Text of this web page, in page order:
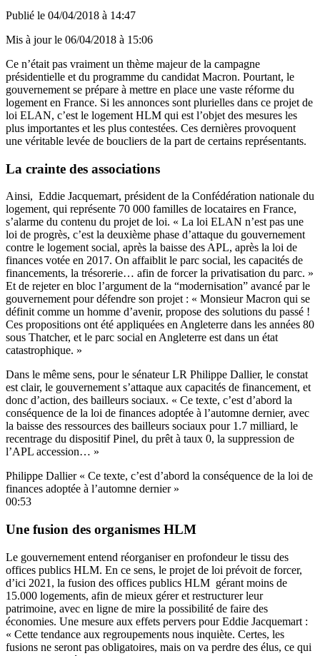
Publié le 04/04/2018 à 14:47
Mis à jour le 06/04/2018 à 15:06
Ce n’était pas vraiment un thème majeur de la campagne
présidentielle et du programme du candidat Macron. Pourtant, le
gouvernement se prépare à mettre en place une vaste réforme du
logement en France. Si les annonces sont plurielles dans ce projet de
loi ELAN, c’est le logement HLM qui est l’objet des mesures les
plus importantes et les plus contestées. Ces dernières provoquent
une véritable levée de boucliers de la part de certains représentants.
La crainte des associations
Ainsi, Eddie Jacquemart, président de la Confédération nationale du
logement, qui représente 70 000 familles de locataires en France,
s’alarme du contenu du projet de loi. « La loi ELAN n’est pas une
loi de progrès, c’est la deuxième phase d’attaque du gouvernement
contre le logement social, après la baisse des APL, après la loi de
finances votée en 2017. On affaiblit le parc social, les capacités de
financements, la trésorerie… afin de forcer la privatisation du parc. »
Et de rejeter en bloc l’argument de la “modernisation” avancé par le
gouvernement pour défendre son projet : « Monsieur Macron qui se
définit comme un homme d’avenir, propose des solutions du passé !
Ces propositions ont été appliquées en Angleterre dans les années 80
sous Thatcher, et le parc social en Angleterre est dans un état
catastrophique. »
Dans le même sens, pour le sénateur LR Philippe Dallier, le constat
est clair, le gouvernement s’attaque aux capacités de financement, et
donc d’action, des bailleurs sociaux. « Ce texte, c’est d’abord la
conséquence de la loi de finances adoptée à l’automne dernier, avec
la baisse des ressources des bailleurs sociaux pour 1.7 milliard, le
recentrage du dispositif Pinel, du prêt à taux 0, la suppression de
l’APL accession… »
Philippe Dallier « Ce texte, c’est d’abord la conséquence de la loi de
finances adoptée à l’automne dernier »
00:53
Une fusion des organismes HLM
Le gouvernement entend réorganiser en profondeur le tissu des
offices publics HLM. En ce sens, le projet de loi prévoit de forcer,
d’ici 2021, la fusion des offices publics HLM gérant moins de
15.000 logements, afin de mieux gérer et restructurer leur
patrimoine, avec en ligne de mire la possibilité de faire des
économies. Une mesure aux effets pervers pour Eddie Jacquemart :
« Cette tendance aux regroupements nous inquiète. Certes, les
fusions ne seront pas obligatoires, mais on va perdre des élus, ce qui